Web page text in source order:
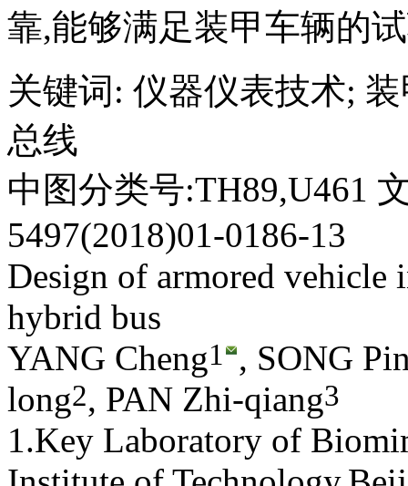
靠,能够满足装甲车辆的
关键词 : 仪器仪表技术;
总线
中图分类号:TH89,U461
5497(2018)01-0186-13
Design of armored vehicle
hybrid bus
YANG Cheng1
, SONG
long2, PAN Zhi-qiang3
1.Key Laboratory of